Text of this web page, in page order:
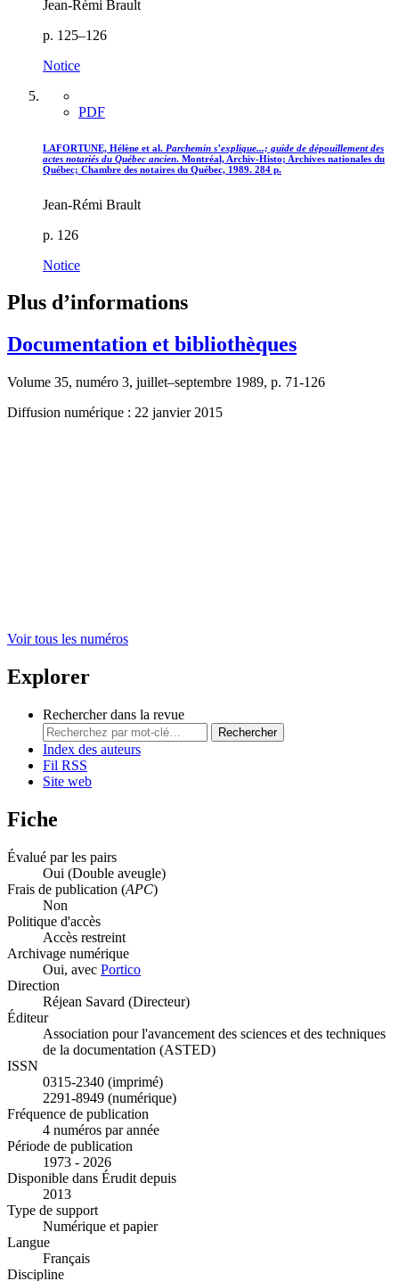
Jean-Rémi Brault
p. 125–126
Notice
PDF
LAFORTUNE, Hélène et al. Parchemin s’explique...; guide de dépouillement des
actes notariés du Québec ancien. Montréal, Archiv-Histo; Archives nationales du
Québec; Chambre des notaires du Québec, 1989. 284 p.
Jean-Rémi Brault
p. 126
Notice
Plus d’informations
Documentation et bibliothèques
Volume 35, numéro 3, juillet–septembre 1989, p. 71-126
Diffusion numérique : 22 janvier 2015
Voir tous les numéros
Explorer
Rechercher dans la revue
Rechercher
Index des auteurs
Fil RSS
Site web
Fiche
Évalué par les pairs
Oui (Double aveugle)
Frais de publication (APC)
Non
Politique d'accès
Accès restreint
Archivage numérique
Oui, avec Portico
Direction
Réjean Savard (Directeur)
Éditeur
Association pour l'avancement des sciences et des techniques
de la documentation (ASTED)
ISSN
0315-2340 (imprimé)
2291-8949 (numérique)
Fréquence de publication
4 numéros par année
Période de publication
1973 - 2026
Disponible dans Érudit depuis
2013
Type de support
Numérique et papier
Langue
Français
Discipline